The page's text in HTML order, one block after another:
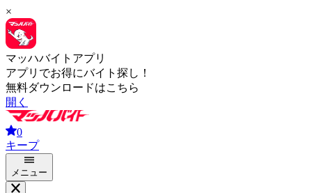
×
マッハバイトアプリ
アプリでお得にバイト探し！
無料ダウンロードはこちら
開く
0
キープ
メニュー